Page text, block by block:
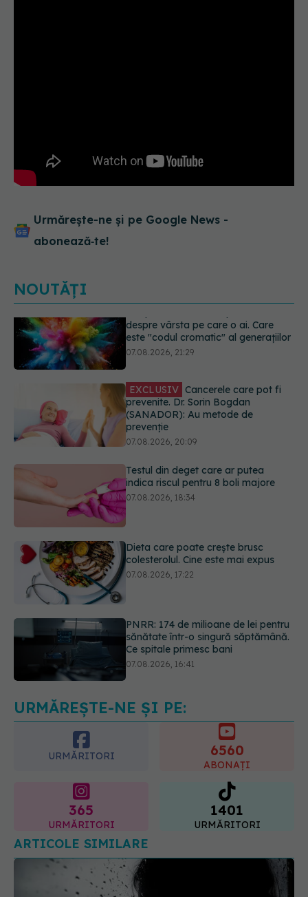
Urmărește-ne și pe Google News -
abonează‑te!
NOUTĂȚI
EXCLUSIV Cancerele care pot fi
prevenite. Dr. Sorin Bogdan
07.08.2026, 20:09
Testul din deget care ar putea
indica riscul pentru 8 boli majore
07.08.2026, 18:34
Dieta care poate crește brusc
PNRR: 174 de milioane de lei pentru
Ce spune culoarea ta preferată
despre vârsta pe care o ai. Care
URMĂREȘTE-NE ȘI PE:
URMĂRITORI 6560
ABONAȚI
365
URMĂRITORI
1401
URMĂRITORI
ARTICOLE SIMILARE